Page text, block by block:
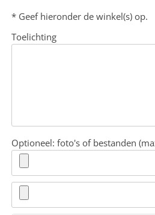
* Geef hieronder de winkel(s) op.
Toelichting
Optioneel: foto's of bestanden